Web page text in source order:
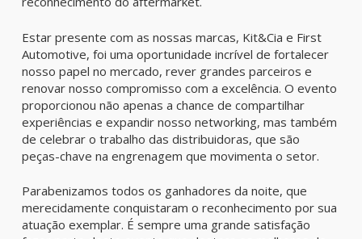
Estar presente com as nossas marcas, Kit&Cia e First
Automotive, foi uma oportunidade incrível de fortalecer
nosso papel no mercado, rever grandes parceiros e
renovar nosso compromisso com a excelência. O evento
proporcionou não apenas a chance de compartilhar
experiências e expandir nosso networking, mas também
de celebrar o trabalho das distribuidoras, que são
peças-chave na engrenagem que movimenta o setor.
Parabenizamos todos os ganhadores da noite, que
merecidamente conquistaram o reconhecimento por sua
atuação exemplar. É sempre uma grande satisfação